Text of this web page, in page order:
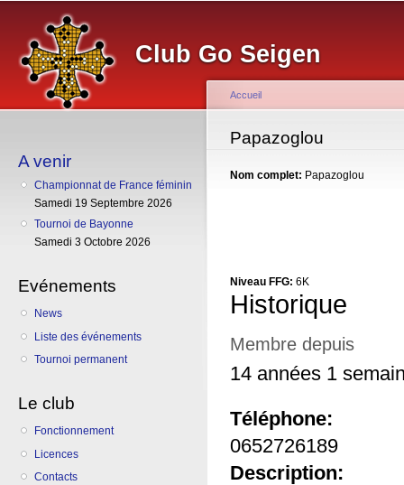
Club Go Seigen
A venir
Championnat de France féminin
Samedi 19 Septembre 2026
Tournoi de Bayonne
Samedi 3 Octobre 2026
Evénements
News
Liste des événements
Tournoi permanent
Le club
Fonctionnement
Licences
Contacts
Vous êtes ici
Accueil
Papazoglou
Nom complet: Papazoglou
Niveau FFG: 6K
Historique
Membre depuis
14 années 1
Téléphone:
0652726189
Description: